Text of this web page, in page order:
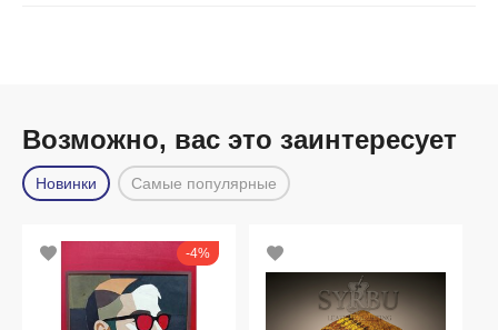
Возможно, вас это заинтересует
Новинки Самые популярные
4%